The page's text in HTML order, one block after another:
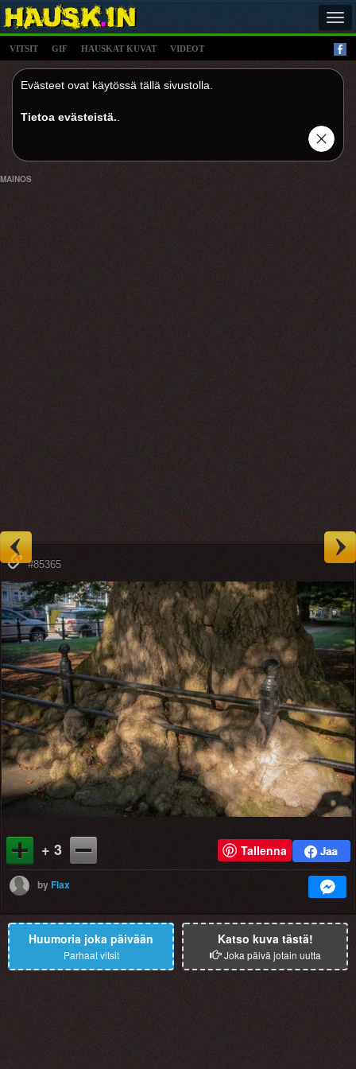
VITSIT GIF HAUSKAT KUVAT VIDEOT
Evästeet ovat käytössä tällä sivustolla.
Tietoa evästeistä.
MAINOS
#85365
+ 3 Tallenna
byFlax
Huumoria joka päivään
Parhaat vitsit
Katso kuva tästä!
Joka päivä jotain uutta